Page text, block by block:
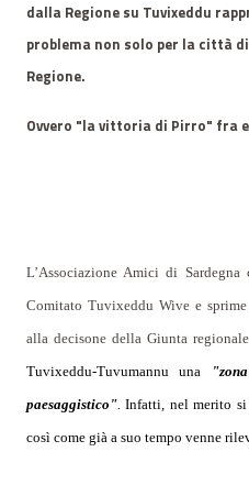
dalla Regione su Tuvixeddu
problema non solo per la città
Regione.
Ovvero "la vittoria di Pirro" fra
L’Associazione Amici di
Comitato Tuvixeddu Wive e
alla decisone della Giunta
Tuvixeddu-Tuvumannu una
paesaggistico".Infatti, nel merito si
così come già a suo tempo venne